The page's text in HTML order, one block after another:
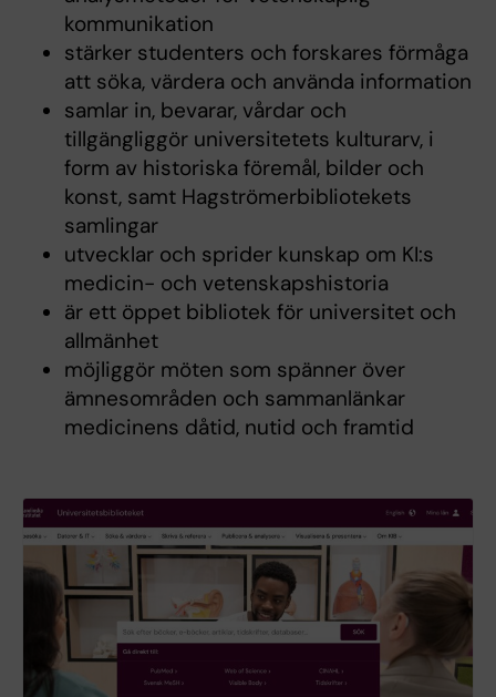
kommunikation
stärker studenters och forskares förmåga
att söka, värdera och använda information
samlar in, bevarar, vårdar och
tillgängliggör universitetets kulturarv, i
form av historiska föremål, bilder och
konst, samt Hagströmerbibliotekets
samlingar
utvecklar och sprider kunskap om KI:s
medicin- och vetenskapshistoria
är ett öppet bibliotek för universitet och
allmänhet
möjliggör möten som spänner över
ämnesområden och sammanlänkar
medicinens dåtid, nutid och framtid